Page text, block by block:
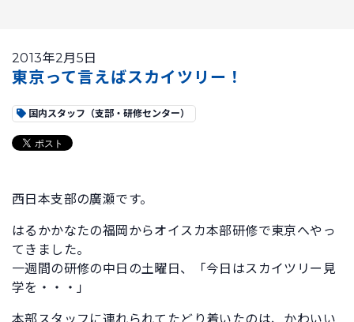
2013年2月5日
東京って言えばスカイツリー！
国内スタッフ（支部・研修センター）
西日本支部の廣瀬です。
はるかかなたの福岡からオイスカ本部研修で東京へやっ
てきました。
一週間の研修の中日の土曜日、「今日はスカイツリー見
学を・・・」